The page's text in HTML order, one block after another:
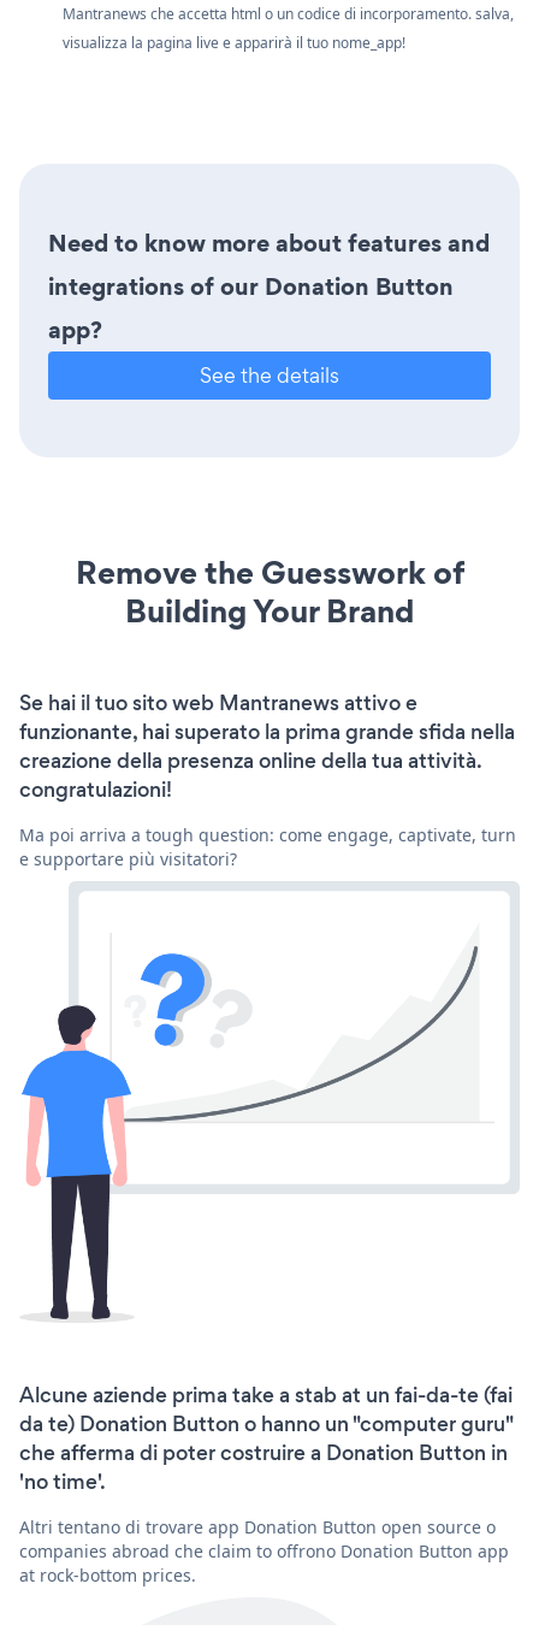
Mantranews che accetta html o un codice di incorporamento. salva,
visualizza la pagina live e apparirà il tuo nome_app!
Need to know more about features and
integrations of our Donation Button
app?
See the details
Remove the Guesswork of
Building Your Brand
Se hai il tuo sito web Mantranews attivo e
funzionante, hai superato la prima grande sfida nella
creazione della presenza online della tua attività.
congratulazioni!
Ma poi arriva a tough question: come engage, captivate, turn
e supportare più visitatori?
Alcune aziende prima take a stab at un fai-da-te (fai
da te) Donation Button o hanno un "computer guru"
che afferma di poter costruire a Donation Button in
'no time'.
Altri tentano di trovare app Donation Button open source o
companies abroad che claim to offrono Donation Button app
at rock-bottom prices.